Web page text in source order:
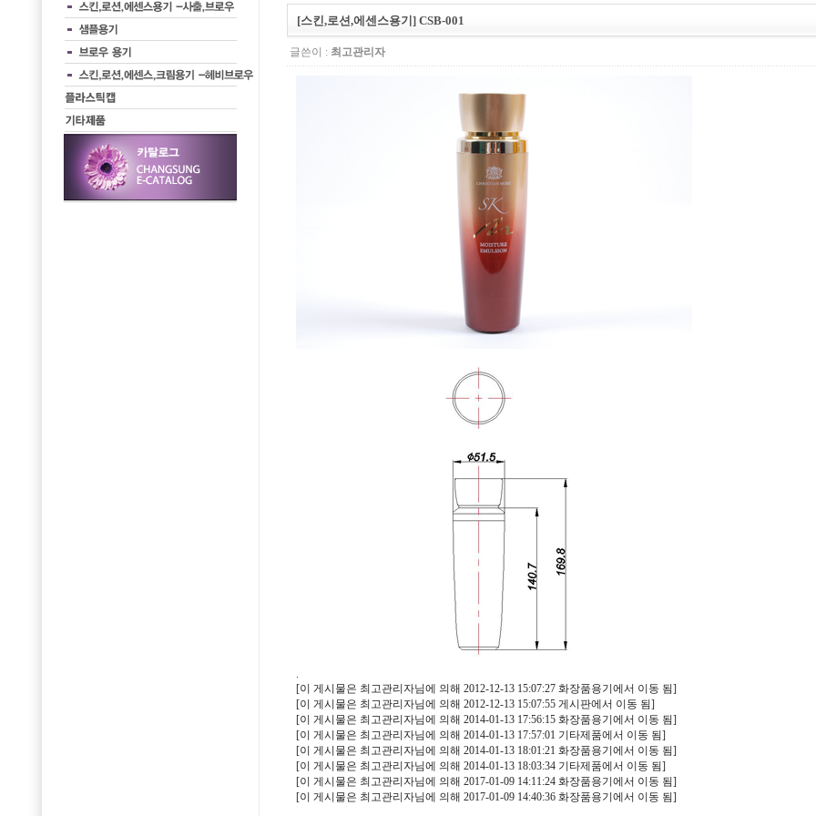
[스킨,로션,에센스용기] CSB-001
글쓴이 : 최고관리자
.
[이 게시물은 최고관리자님에 의해 2012-12-13 15:07:27 화장품용기에서 이동 됨]
[이 게시물은 최고관리자님에 의해 2012-12-13 15:07:55 게시판에서 이동 됨]
[이 게시물은 최고관리자님에 의해 2014-01-13 17:56:15 화장품용기에서 이동 됨]
[이 게시물은 최고관리자님에 의해 2014-01-13 17:57:01 기타제품에서 이동 됨]
[이 게시물은 최고관리자님에 의해 2014-01-13 18:01:21 화장품용기에서 이동 됨]
[이 게시물은 최고관리자님에 의해 2014-01-13 18:03:34 기타제품에서 이동 됨]
[이 게시물은 최고관리자님에 의해 2017-01-09 14:11:24 화장품용기에서 이동 됨]
[이 게시물은 최고관리자님에 의해 2017-01-09 14:40:36 화장품용기에서 이동 됨]